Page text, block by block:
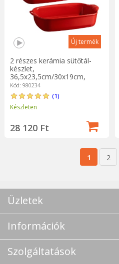
Új termék
2 részes kerámia sütőtál-
készlet,
36,5x23,5cm/30x19cm,
Burgundy - Emile Henry
Kód: 980234
(1)
Készleten
28 120 Ft
1 2
Üzletek
Információk
Szolgáltatások